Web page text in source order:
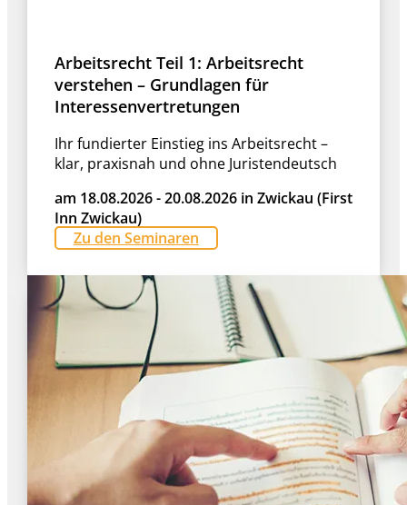
Arbeitsrecht Teil 1: Arbeitsrecht
verstehen – Grundlagen für
Interessenvertretungen
Ihr fundierter Einstieg ins Arbeitsrecht –
klar, praxisnah und ohne Juristendeutsch
am 18.08.2026 - 20.08.2026 in Zwickau (First
Inn Zwickau)
Zu den Seminaren